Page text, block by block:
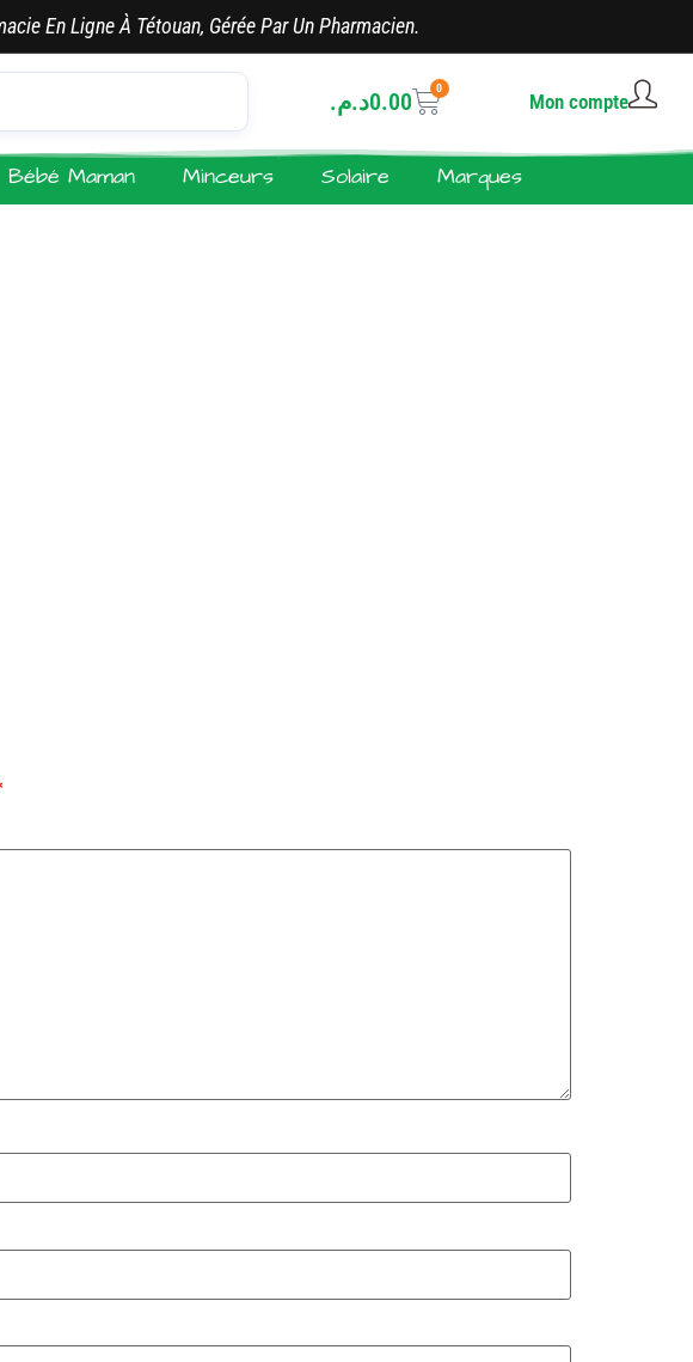
En Ligne À Tétouan, Gérée Par Un Pharmacien.
0.00د.م. 0
Mon compte
Bébé Maman Minceurs Solaire Marques